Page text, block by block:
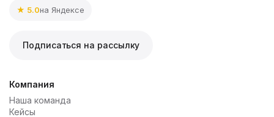
★ 5.0на Яндексе
Подписаться на рассылку
Компания
Наша команда
Кейсы